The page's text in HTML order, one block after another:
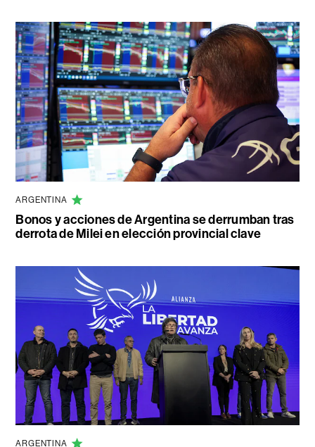
ARGENTINA
Bonos y acciones de Argentina se derrumban tras
derrota de Milei en elección provincial clave
ARGENTINA